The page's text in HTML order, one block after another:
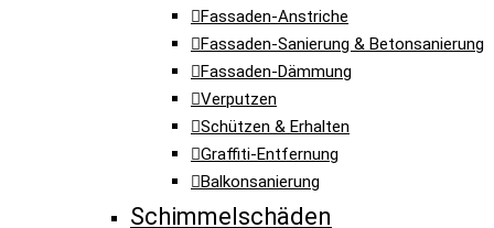
Fassaden-Anstriche
Fassaden-Sanierung & Betonsanierung
Fassaden-Dämmung
Verputzen
Schützen & Erhalten
Graffiti-Entfernung
Balkonsanierung
Schimmelschäden